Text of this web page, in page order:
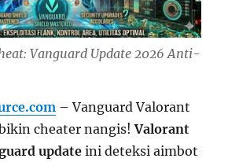
Vanguard Update 2026 Anti-
– Vanguard Valorant
cheater nangis!Valorant
updateini deteksi aimbot